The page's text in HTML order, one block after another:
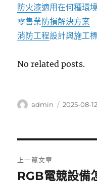
防火漆適用在何種環
零售業防損解決方案
消防工程設計與施工
No related posts.
作
admin
發
2025-08-12
章
上一篇文章
上
RGB電競設備